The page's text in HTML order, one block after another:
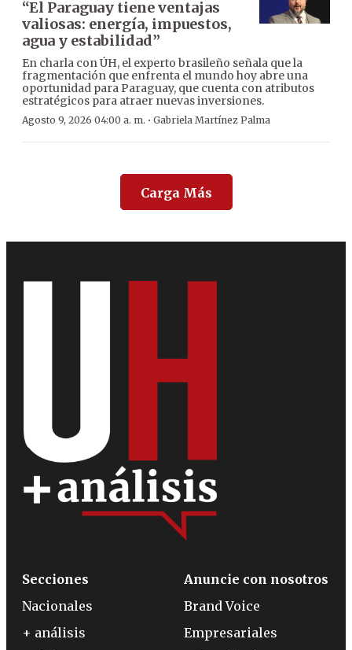
“El Paraguay tiene ventajas
valiosas: energía, impuestos,
agua y estabilidad”
En charla con ÚH, el experto brasileño señala que la
fragmentación que enfrenta el mundo hoy abre una
oportunidad para Paraguay, que cuenta con atributos
estratégicos para atraer nuevas inversiones.
Agosto 9, 2026 04:00 a. m. · Gabriela Martínez Palma
Carga Más
Secciones
Nacionales
+ análisis
Anuncie con nosotros
Brand Voice
Empresariales